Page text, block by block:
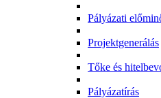
Pályázati
Projektgenerálás
Tőke és
Pályázatírás